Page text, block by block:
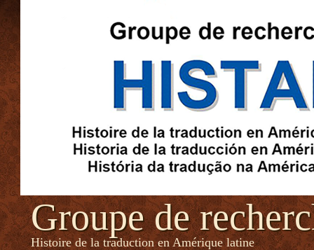
Groupe de
Histoire de la traduction en Amérique latine